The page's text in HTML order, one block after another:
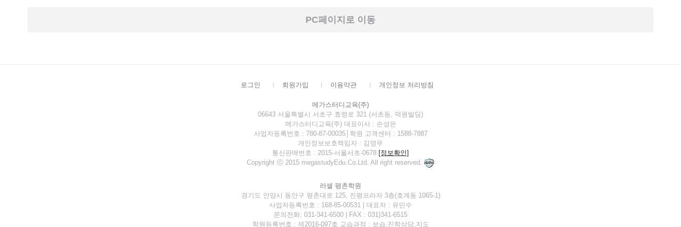
PC페이지로 이동
로그인 회원가입 이용약관 개인정보 처리방침
메가스터디교육(주)
06643 서울특별시 서초구 효령로 321 (서초동, 덕원빌딩)
메가스터디교육(주) 대표이사 : 손성은
사업자등록번호 : 780-87-00035│학원 고객센터 : 1588-7887
개인정보보호책임자 : 김영무
통신판매번호 : 2015-서울서초-0678 [정보확인]
Copyright ⓒ 2015 megastudyEdu.Co.Ltd. All right reserved.
러셀 평촌학원
경기도 안양시 동안구 평촌대로 125, 진평프라자 3층(호계동 1065-1)
사업자등록번호 : 168-85-00531 | 대표자 : 유민수
문의전화: 031-341-6500 | FAX : 031)341-6515
학원등록번호 : 제2016-097호 교습과정 : 보습,진학상담,지도